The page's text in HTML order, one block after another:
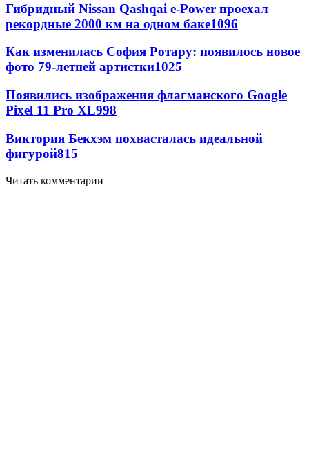
Гибридный Nissan Qashqai e-Power проехал
рекордные 2000 км на одном баке1096
Как изменилась София Ротару: появилось новое
фото 79-летней артистки1025
Появились изображения флагманского Google
Pixel 11 Pro XL998
Виктория Бекхэм похвасталась идеальной
фигурой815
Читать комментарии